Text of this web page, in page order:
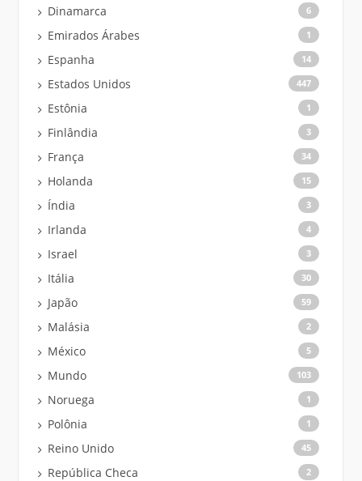
Dinamarca 6
Emirados Árabes 1
Espanha 14
Estados Unidos 447
Estônia 1
Finlândia 3
França 34
Holanda 15
Índia 3
Irlanda 4
Israel 3
Itália 30
Japão 59
Malásia 2
México 5
Mundo 103
Noruega 1
Polônia 1
Reino Unido 45
República Checa 2